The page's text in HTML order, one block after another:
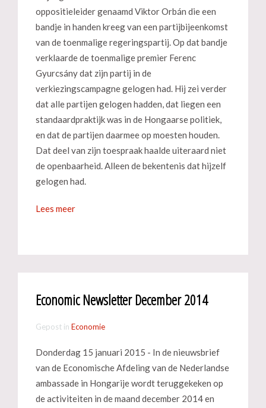
oppositieleider genaamd Viktor Orbán die een
bandje in handen kreeg van een partijbijeenkomst
van de toenmalige regeringspartij. Op dat bandje
verklaarde de toenmalige premier Ferenc
Gyurcsány dat zijn partij in de
verkiezingscampagne gelogen had. Hij zei verder
dat alle partijen gelogen hadden, dat liegen een
standaardpraktijk was in de Hongaarse politiek,
en dat de partijen daarmee op moesten houden.
Dat deel van zijn toespraak haalde uiteraard niet
de openbaarheid. Alleen de bekentenis dat hijzelf
gelogen had.
Lees meer
Economic Newsletter December 2014
Gepost in Economie
Donderdag 15 januari 2015 - In de nieuwsbrief
van de Economische Afdeling van de Nederlandse
ambassade in Hongarije wordt teruggekeken op
de activiteiten in de maand december 2014 en